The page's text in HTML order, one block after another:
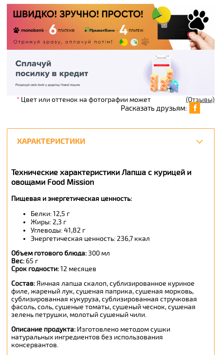
(Отзывы)
Расказать друзьям:
ХАРАКТЕРИСТИКИ
Технические характеристики Лапша с курицей и
овощами Food Mission
Пищевая и энергетическая ценность:
Белки: 12,5 г
Жиры: 2,3 г
Углеводы: 41,82 г
Энергетическая ценность: 236,7 ккал
Объем готового блюда:300 мл
Вес: 65 г
Срок годности:12 месяцев
Состав:Яичная лапша скалоп, сублизированное куриное
филе, жареный лук, сушеная паприка, сушеная морковь,
сублизированная кукуруза, сублизированная стручковая
фасоль, соль, сушеные томаты, сушеный чеснок, сушеная
зелень петрушки, молотый сушеный чили.
Описание продукта: Изготовлено методом сушки
натуральных ингредиентов без использования
консервантов.
*Цвет или оттенок на фотографии может